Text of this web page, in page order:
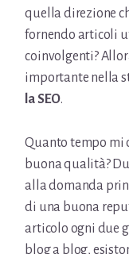
quella direzione
fornendo articoli
coinvolgenti?
importante nella
la SEO.
Quanto tempo mi
buona qualità?
alla domanda
di una buona
articolo ogni due
blog a blog,